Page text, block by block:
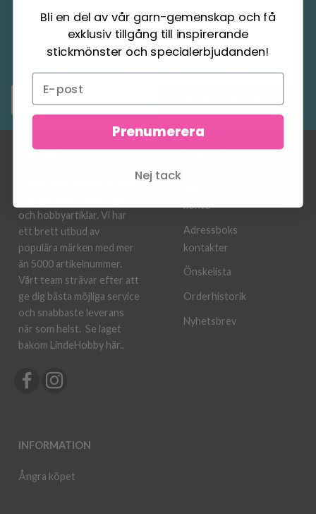
Spara upp till 50%
Ta emot vårt gratis nyhetsbrev och få
inspiration, erbjudanden och rabatter!
Prenumerera
LindeHobby levererar hela
och hobbyartiklar. Vi har
ett brett utbud av
populära märken med mer
än 5000 artikelnummer.
Vårt team strävar efter att
ge dig bästa möjliga service
och snabbaste leverans
när som helst. Se laget
bakom LindeHobby här..
INFORMATION
Ångra köpet
konto
Adressboks
kontakter
Önskelista
Orderhistorik
Nyhetsbrev
Bli en del av vår garn-gemenskap och få
exklusiv tillgång till inspirerande
stickmönster och specialerbjudanden!
Prenumerera
Nej tack